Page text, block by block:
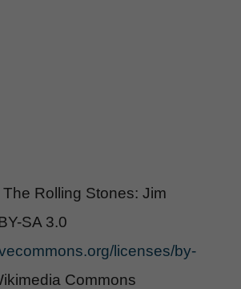
Rolling Stones: Jim
SA 3.0
licenses/by-
Commons